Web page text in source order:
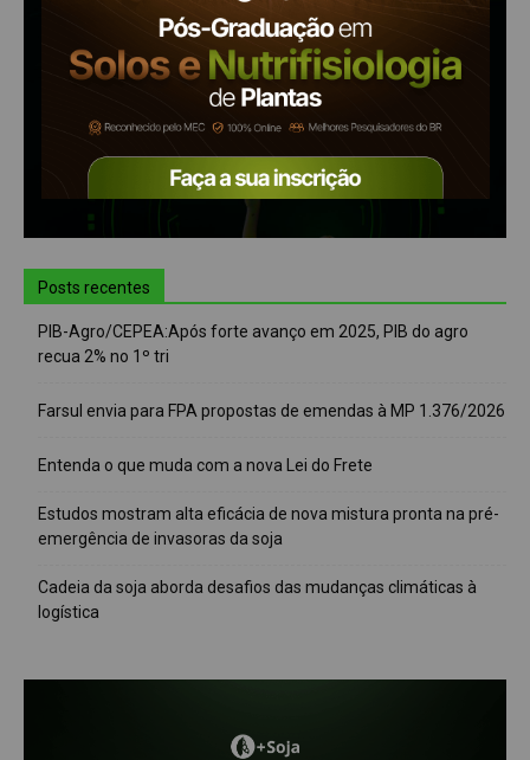
Posts recentes
PIB-Agro/CEPEA:Após forte avanço em 2025, PIB do agro
recua 2% no 1º tri
Farsul envia para FPA propostas de emendas à MP 1.376/2026
Entenda o que muda com a nova Lei do Frete
Estudos mostram alta eficácia de nova mistura pronta na pré-
emergência de invasoras da soja
Cadeia da soja aborda desafios das mudanças climáticas à
logística